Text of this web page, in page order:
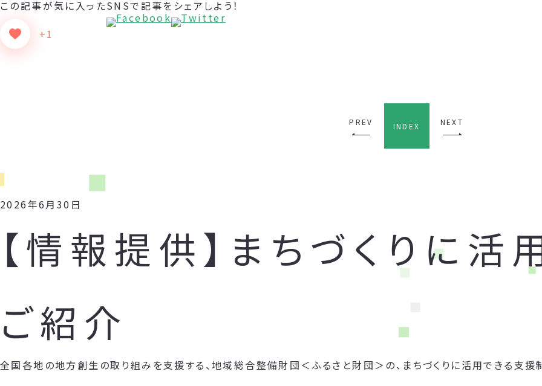
この記事が気に入った
+1
SNSで記事をシェアしよう！
PREV INDEX NEXT
2026年6月30日
【情報提供】まちづくりに活
ご紹介
全国各地の地方創生の取り組みを支援する、地域総合整備財団＜ふるさと財団＞の、まちづくりに活用できる支援